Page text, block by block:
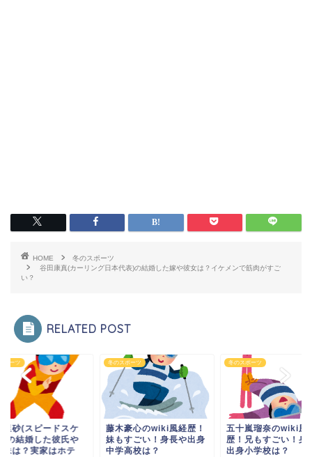
HOME
冬のスポーツ
谷田康真(カーリング日本代表)の結婚した嫁や彼女は？イケメンで筋肉がすご
い？
RELATED POST
ポーツ
里砂(スピードスケ
)の結婚した彼氏や
妹は？実家はホテ
冬のスポーツ
藤木豪心のwiki風経歴！
妹もすごい！身長や出身
中学高校は？
冬のスポーツ
五十嵐瑠奈のwiki風
歴！兄もすごい！身
出身小学校は？